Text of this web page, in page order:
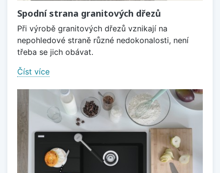
Spodní strana granitových dřezů
Při výrobě granitových dřezů vznikají na
nepohledové straně různé nedokonalosti, není
třeba se jich obávat.
Číst více